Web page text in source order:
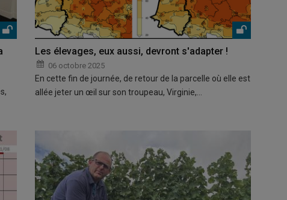
Les élevages, eux aussi, devront s'adapter !
06 octobre 2025
En cette fin de journée, de retour de la parcelle où elle est
allée jeter un œil sur son troupeau, Virginie,…